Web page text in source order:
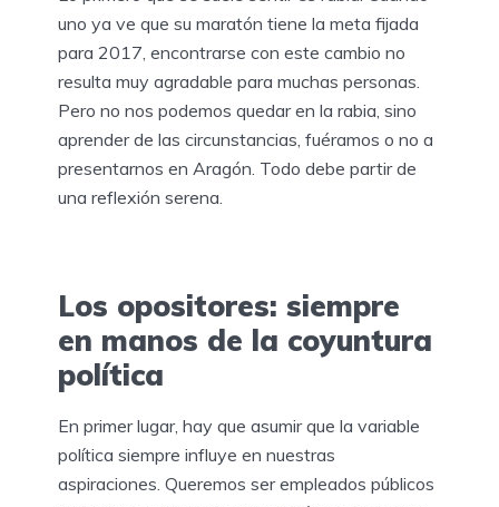
uno ya ve que su maratón tiene la meta fijada
para 2017, encontrarse con este cambio no
resulta muy agradable para muchas personas.
Pero no nos podemos quedar en la rabia, sino
aprender de las circunstancias, fuéramos o no a
presentarnos en Aragón. Todo debe partir de
una reflexión serena.
Los opositores: siempre
en manos de la coyuntura
política
En primer lugar, hay que asumir que la variable
política siempre influye en nuestras
aspiraciones. Queremos ser empleados públicos